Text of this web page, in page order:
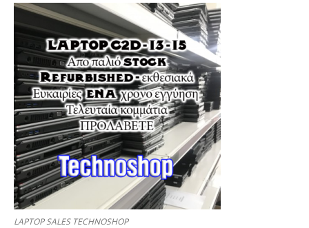
LAPTOP SALES TECHNOSHOP